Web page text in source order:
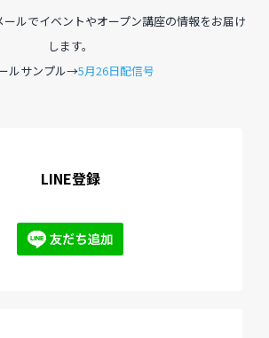
ールでイベントやオープン講座の情報をお届け
します。
ルサンプル→5月26日配信号
LINE登録